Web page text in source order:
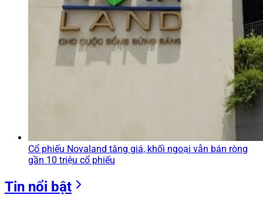
Cổ phiếu Novaland tăng giá, khối ngoại vẫn bán ròng
gần 10 triệu cổ phiếu
Tin nổi bật